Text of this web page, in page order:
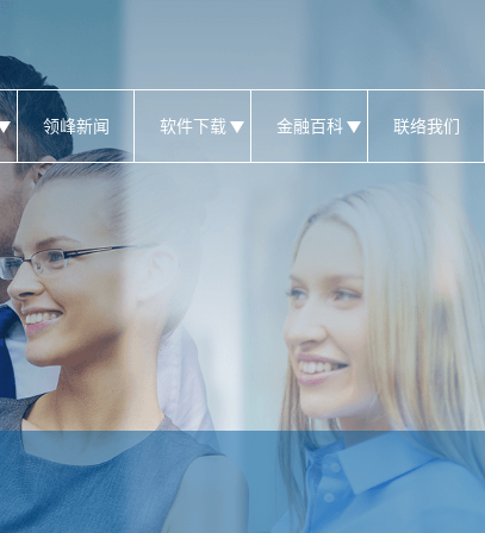
领峰新闻 软件下载 金融百科 联络我们